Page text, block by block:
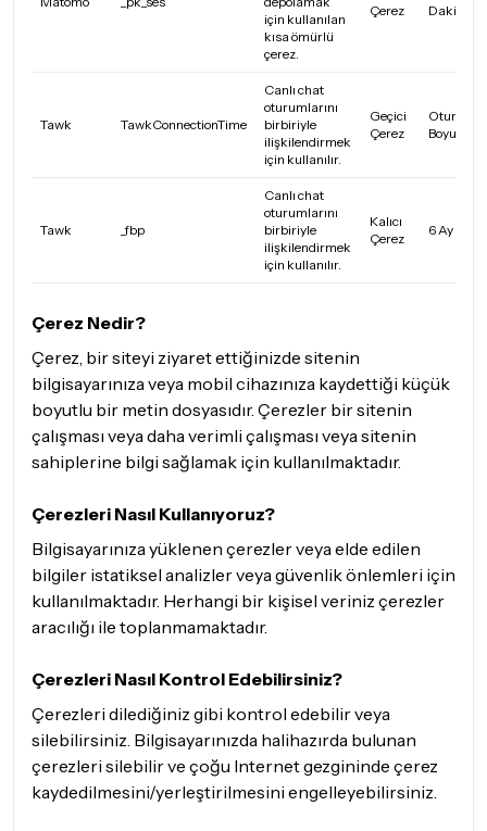
için kullanılan
kısa ömürlü
çerez.
Çerez
Dakika
Tawk TawkConnectionTime
Canlı chat
oturumlarını
birbiriyle
ilişkilendirmek
için kullanılır.
Geçici
Çerez
Oturum
Boyunca
Tawk _fbp
Canlı chat
oturumlarını
birbiriyle
ilişkilendirmek
için kullanılır.
Kalıcı
Çerez
6 Ay
Çerez Nedir?
Çerez, bir siteyi ziyaret ettiğinizde sitenin
bilgisayarınıza veya mobil cihazınıza kaydettiği küçük
boyutlu bir metin dosyasıdır. Çerezler bir sitenin
çalışması veya daha verimli çalışması veya sitenin
sahiplerine bilgi sağlamak için kullanılmaktadır.
Çerezleri Nasıl Kullanıyoruz?
Bilgisayarınıza yüklenen çerezler veya elde edilen
bilgiler istatiksel analizler veya güvenlik önlemleri için
kullanılmaktadır. Herhangi bir kişisel veriniz çerezler
aracılığı ile toplanmamaktadır.
Çerezleri Nasıl Kontrol Edebilirsiniz?
Çerezleri dilediğiniz gibi kontrol edebilir veya
silebilirsiniz. Bilgisayarınızda halihazırda bulunan
çerezleri silebilir ve çoğu Internet gezgininde çerez
kaydedilmesini/yerleştirilmesini engelleyebilirsiniz.